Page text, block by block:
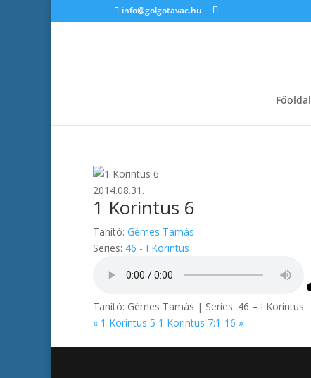
info@golgotavac.hu
Főoldal
2014.08.31.
1 Korintus 6
Tanító: Gémes Tamás
Series: 46 - I Korintus
Tanító: Gémes Tamás | Series: 46 – I Korintus
« 1 Korintus 5 1 Korintus 7:1-16 »